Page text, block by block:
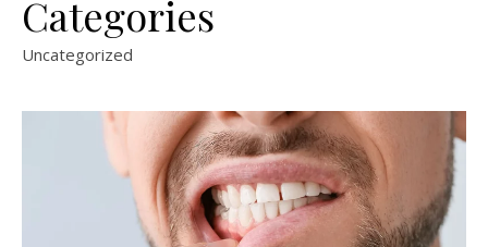
Categories
Uncategorized